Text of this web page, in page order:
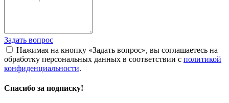
Задать вопрос
Нажимая на кнопку «Задать вопрос», вы соглашаетесь на
обработку персональных данных в соответствии с политикой
конфиденциальности.
Спасибо за подписку!